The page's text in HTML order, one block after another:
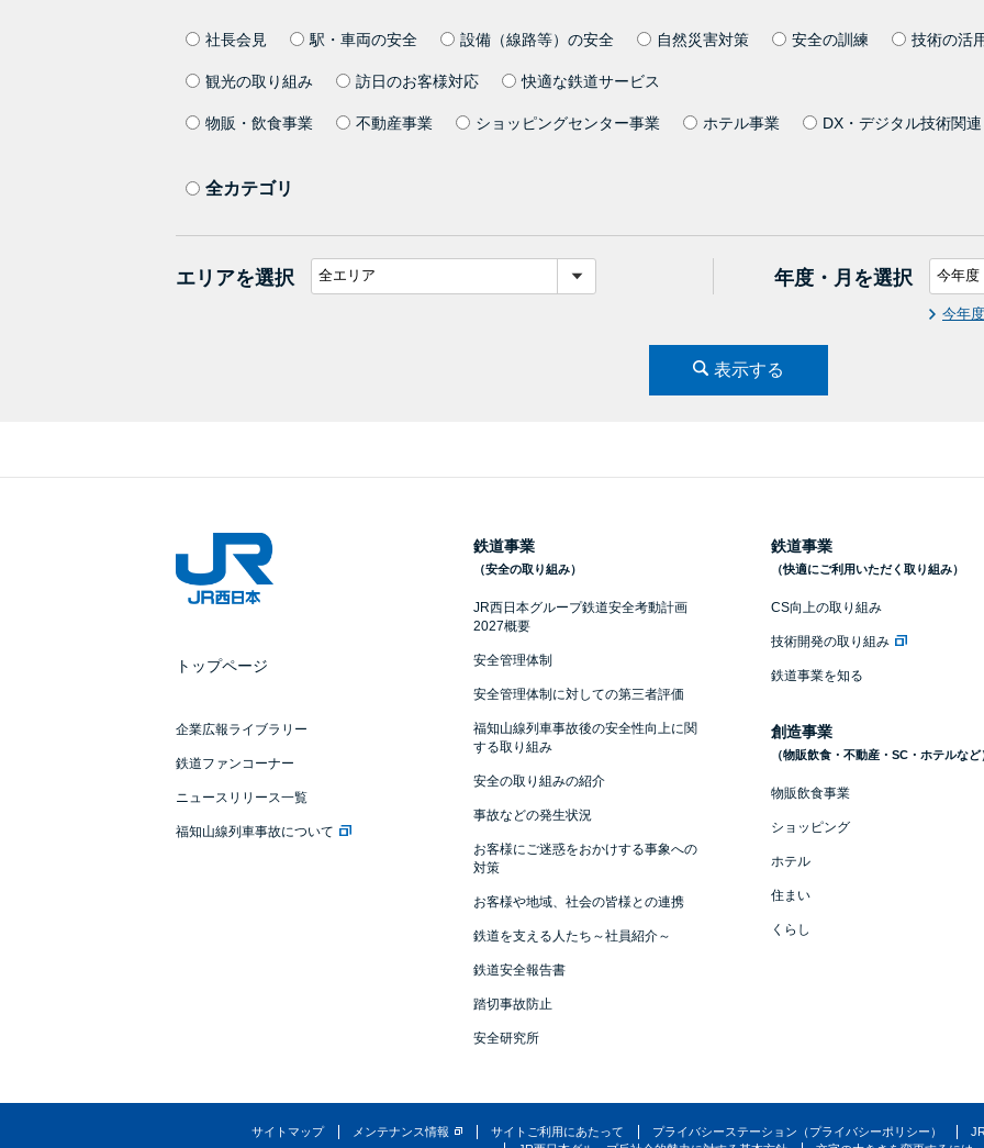
社長会見 駅・車両の安全 設備（線路等）の安全 自然災害対策 安全の訓練 技術の活
観光の取り組み 訪日のお客様対応 快適な鉄道サービス
物販・飲食事業 不動産事業 ショッピングセンター事業 ホテル事業 DX・デジタル技術関連
全カテゴリ
エリアを選択 年度・月を選択
今年
表示する
トップページ
鉄道事業
（安全の取り組み）
JR西日本グループ鉄道安全考動計画
2027概要
安全管理体制
安全管理体制に対しての第三者評価
福知山線列車事故後の安全性向上に関
する取り組み
安全の取り組みの紹介
事故などの発生状況
お客様にご迷惑をおかけする事象への
対策
お客様や地域、社会の皆様との連携
鉄道を支える人たち～社員紹介～
鉄道安全報告書
踏切事故防止
安全研究所
鉄道事業
（快適にご利用いただく取り組み）
CS向上の取り組み
技術開発の取り組み
鉄道事業を知る
創造事業
（物販飲食・不動産・SC・ホテルなど
物販飲食事業
ショッピング
ホテル
住まい
くらし
企業広報ライブラリー
鉄道ファンコーナー
ニュースリリース一覧
福知山線列車事故について
サイトマップ メンテナンス情報 サイトご利用にあたって プライバシーステーション（プライバシーポリシー）